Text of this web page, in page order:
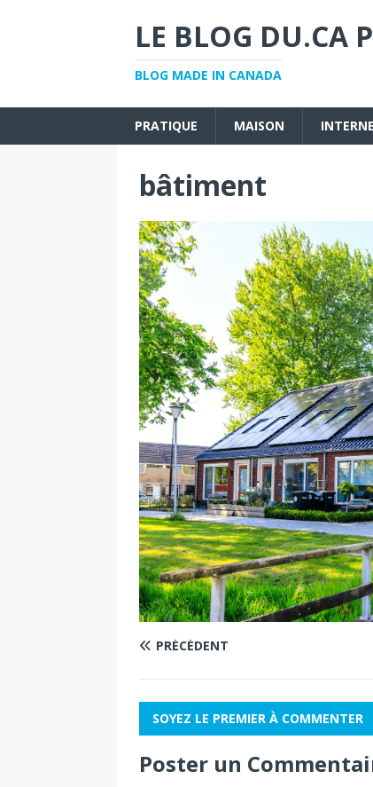
LE BLOG DU.CA
BLOG MADE IN CANADA
PRATIQUE MAISON
bâtiment
PRÉCÉDENT
SOYEZ LE PREMIER À COMMENTER
Poster un